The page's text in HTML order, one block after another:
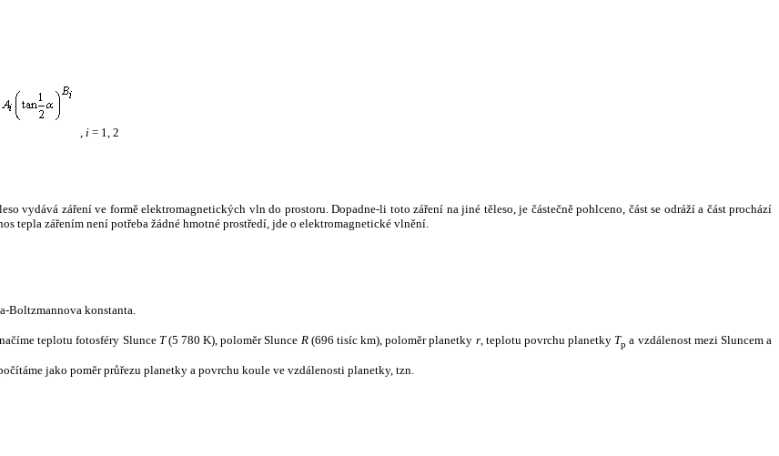
, i = 1, 2
vydává záření ve formě elektromagnetických vln do prostoru. Dopadne-li toto záření na jiné těleso, je částečně pohlceno, část se odráží a část prochází
tepla zářením není potřeba žádné hmotné prostředí, jde o elektromagnetické vlnění.
Boltzmannova konstanta.
teplotu fotosféry Slunce T(5 780 K), poloměr Slunce R(696 tisíc km), poloměr planetky r, teplotu povrchu planetky Tp a vzdálenost mezi Sluncem a
jako poměr průřezu planetky a povrchu koule ve vzdálenosti planetky, tzn.